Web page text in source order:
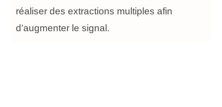
réaliser des extractions multiples afin
d’augmenter le signal.